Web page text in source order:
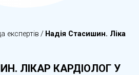
експертів / Надія Стасишин. Лікар
ЛІКАР КАРДІОЛОГ У